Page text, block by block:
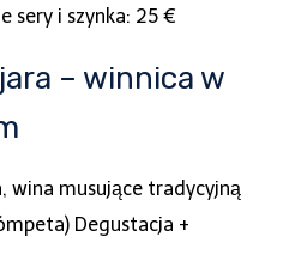
sery i szynka: 25 €
– winnica w
wina musujące tradycyjną
Degustacja +